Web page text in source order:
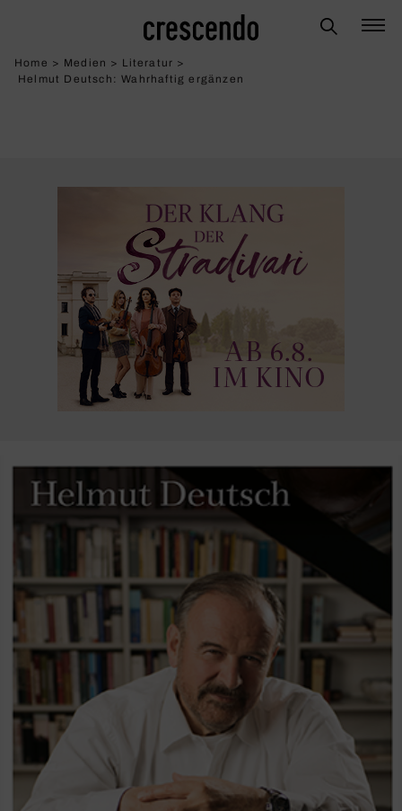
Home > Medien > Literatur >
Helmut Deutsch: Wahr­haftig ergänzen